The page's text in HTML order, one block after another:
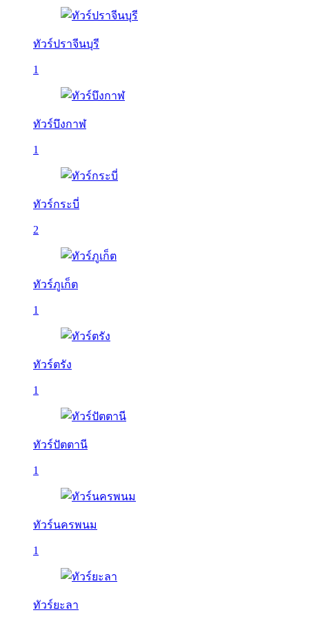
ทัวร์ปราจีนบุรี
1
ทัวร์บึงกาฬ
1
ทัวร์กระบี่
2
ทัวร์ภูเก็ต
1
ทัวร์ตรัง
1
ทัวร์ปัตตานี
1
ทัวร์นครพนม
1
ทัวร์ยะลา